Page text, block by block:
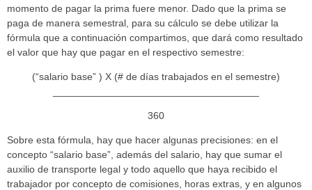
momento de pagar la prima fuere menor. Dado que la prima se
paga de manera semestral, para su cálculo se debe utilizar la
fórmula que a continuación compartimos, que dará como resultado
el valor que hay que pagar en el respectivo semestre:
(“salario base” ) X (# de días trabajados en el semestre)
360
Sobre esta fórmula, hay que hacer algunas precisiones: en el
concepto “salario base”, además del salario, hay que sumar el
auxilio de transporte legal y todo aquello que haya recibido el
trabajador por concepto de comisiones, horas extras, y en algunos